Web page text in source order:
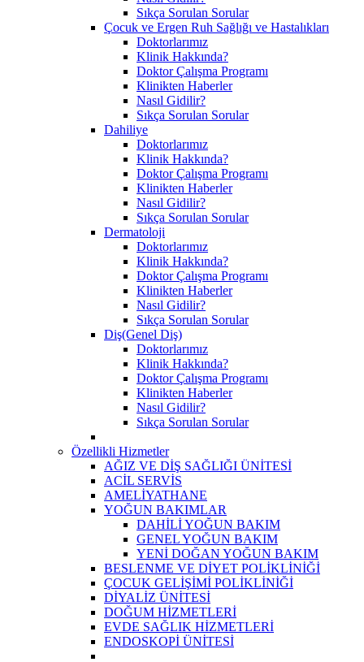
Sıkça Sorulan Sorular
Çocuk ve Ergen Ruh Sağlığı ve Hastalıkları
Doktorlarımız
Klinik Hakkında?
Doktor Çalışma Programı
Klinikten Haberler
Nasıl Gidilir?
Sıkça Sorulan Sorular
Dahiliye
Doktorlarımız
Klinik Hakkında?
Doktor Çalışma Programı
Klinikten Haberler
Nasıl Gidilir?
Sıkça Sorulan Sorular
Dermatoloji
Doktorlarımız
Klinik Hakkında?
Doktor Çalışma Programı
Klinikten Haberler
Nasıl Gidilir?
Sıkça Sorulan Sorular
Diş(Genel Diş)
Doktorlarımız
Klinik Hakkında?
Doktor Çalışma Programı
Klinikten Haberler
Nasıl Gidilir?
Sıkça Sorulan Sorular
Özellikli Hizmetler
AĞIZ VE DİŞ SAĞLIĞI ÜNİTESİ
ACİL SERVİS
AMELİYATHANE
YOĞUN BAKIMLAR
DAHİLİ YOĞUN BAKIM
GENEL YOĞUN BAKIM
YENİ DOĞAN YOĞUN BAKIM
BESLENME VE DİYET POLİKLİNİĞİ
ÇOCUK GELİŞİMİ POLİKLİNİĞİ
DİYALİZ ÜNİTESİ
DOĞUM HİZMETLERİ
EVDE SAĞLIK HİZMETLERİ
ENDOSKOPİ ÜNİTESİ